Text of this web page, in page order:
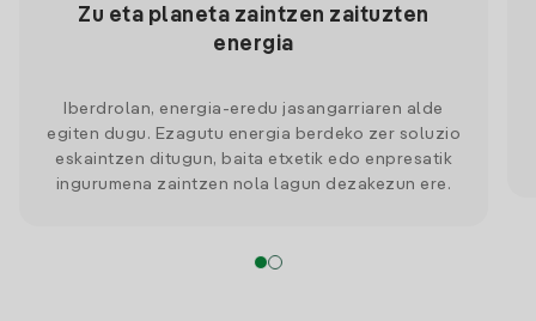
Zu eta planeta zaintzen zaituzten
energia
Iberdrolan, energia-eredu jasangarriaren alde
egiten dugu. Ezagutu energia berdeko zer soluzio
eskaintzen ditugun, baita etxetik edo enpresatik
ingurumena zaintzen nola lagun dezakezun ere.